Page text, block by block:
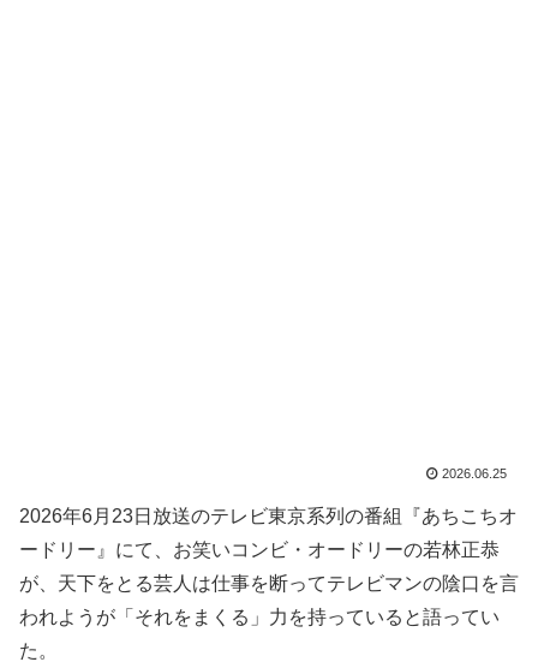
2026.06.25
2026年6月23日放送のテレビ東京系列の番組『あちこちオ
ードリー』にて、お笑いコンビ・オードリーの若林正恭
が、天下をとる芸人は仕事を断ってテレビマンの陰口を言
われようが「それをまくる」力を持っていると語ってい
た。